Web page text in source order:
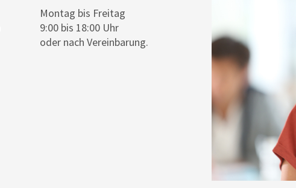
Montag bis Freitag
9:00 bis 18:00 Uhr
oder nach Vereinbarung.